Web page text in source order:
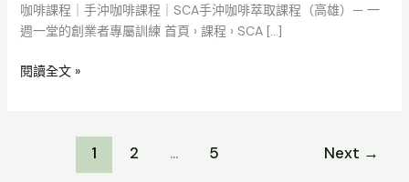
咖啡課程｜手沖咖啡課程｜SCA手沖咖啡萃取課程（高雄）— 一
週一堂的創業者專屬訓練 首頁 › 課程 › SCA […]
專
屬
練
閱讀全文 »
1 2 ... 5 Next →